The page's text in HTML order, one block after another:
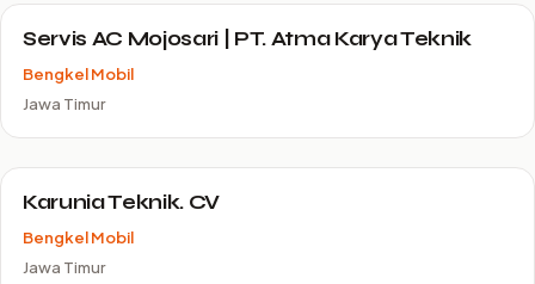
Servis AC Mojosari | PT. Atma Karya Teknik
Bengkel Mobil
Jawa Timur
Karunia Teknik. CV
Bengkel Mobil
Jawa Timur